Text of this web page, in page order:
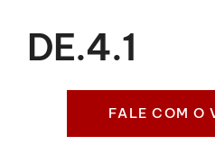
DE.4.1
FALE COM O